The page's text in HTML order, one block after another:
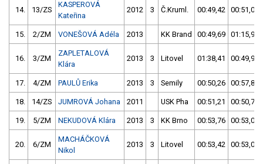
14. 13/ZS
KASPEROVÁ
Kateřina
2012 3 Č.Kruml. 00:49,42 00:51,00
15. 2/ZM VONEŠOVÁ Adéla 2013 KK Brand 00:49,69 01:15,90
16. 3/ZM
ZAPLETALOVÁ
Klára
2013 3 Litovel 01:38,41 00:49,95
17. 4/ZM PAULŮ Erika 2013 3 Semily 00:50,26 00:57,88
18. 14/ZS JUMROVÁ Johana 2011 USK Pha 00:51,21 00:50,79
19. 5/ZM NEKUDOVÁ Klára 2013 3 KK Brno 00:53,76 00:53,01
20. 6/ZM
MACHÁČKOVÁ
Nikol
2013 3 Litovel 00:53,42 00:53,02